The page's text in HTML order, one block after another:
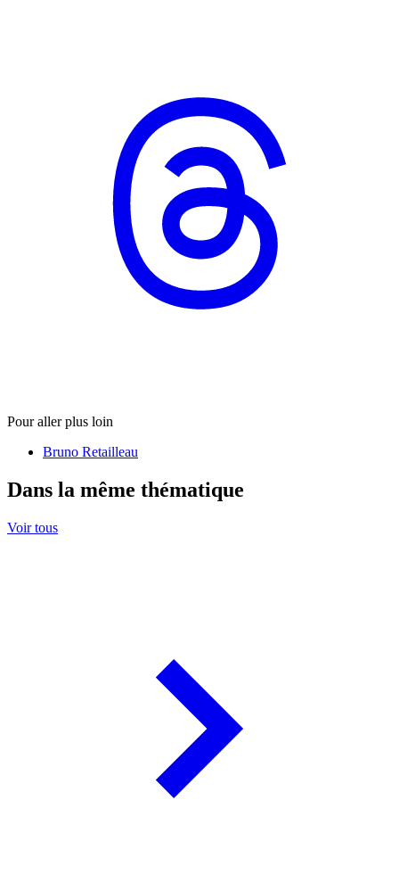
Pour aller plus loin
Bruno Retailleau
Dans la même thématique
Voir tous